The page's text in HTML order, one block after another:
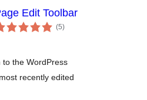
Edit Toolbar
(5एकूण
मूल्यांकन
)
the WordPress
recently edited